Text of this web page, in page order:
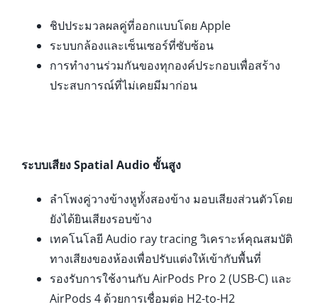
ชิปประมวลผลคู่ที่ออกแบบโดย Apple
ระบบกล้องและเซ็นเซอร์ที่ซับซ้อน
การทำงานร่วมกันของทุกองค์ประกอบเพื่อสร้าง
ประสบการณ์ที่ไม่เคยมีมาก่อน
ระบบเสียง Spatial Audio ขั้นสูง
ลำโพงคู่วางข้างหูทั้งสองข้าง มอบเสียงส่วนตัวโดย
ยังได้ยินเสียงรอบข้าง
เทคโนโลยี Audio ray tracing วิเคราะห์คุณสมบัติ
ทางเสียงของห้องเพื่อปรับแต่งให้เข้ากับพื้นที่
รองรับการใช้งานกับ AirPods Pro 2 (USB-C) และ
AirPods 4 ด้วยการเชื่อมต่อ H2-to-H2